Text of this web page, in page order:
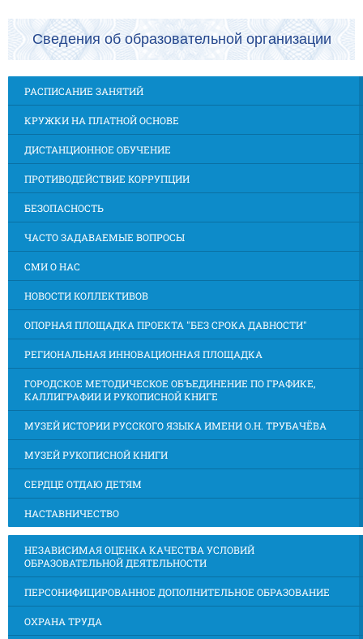
Сведения об образовательной организации
РАСПИСАНИЕ ЗАНЯТИЙ
КРУЖКИ НА ПЛАТНОЙ ОСНОВЕ
ДИСТАНЦИОННОЕ ОБУЧЕНИЕ
ПРОТИВОДЕЙСТВИЕ КОРРУПЦИИ
БЕЗОПАСНОСТЬ
ЧАСТО ЗАДАВАЕМЫЕ ВОПРОСЫ
СМИ О НАС
НОВОСТИ КОЛЛЕКТИВОВ
ОПОРНАЯ ПЛОЩАДКА ПРОЕКТА "БЕЗ СРОКА ДАВНОСТИ"
РЕГИОНАЛЬНАЯ ИННОВАЦИОННАЯ ПЛОЩАДКА
ГОРОДСКОЕ МЕТОДИЧЕСКОЕ ОБЪЕДИНЕНИЕ ПО ГРАФИКЕ,
КАЛЛИГРАФИИ И РУКОПИСНОЙ КНИГЕ
МУЗЕЙ ИСТОРИИ РУССКОГО ЯЗЫКА ИМЕНИ О.Н. ТРУБАЧЁВА
МУЗЕЙ РУКОПИСНОЙ КНИГИ
СЕРДЦЕ ОТДАЮ ДЕТЯМ
НАСТАВНИЧЕСТВО
НЕЗАВИСИМАЯ ОЦЕНКА КАЧЕСТВА УСЛОВИЙ
ОБРАЗОВАТЕЛЬНОЙ ДЕЯТЕЛЬНОСТИ
ПЕРСОНИФИЦИРОВАННОЕ ДОПОЛНИТЕЛЬНОЕ ОБРАЗОВАНИЕ
ОХРАНА ТРУДА